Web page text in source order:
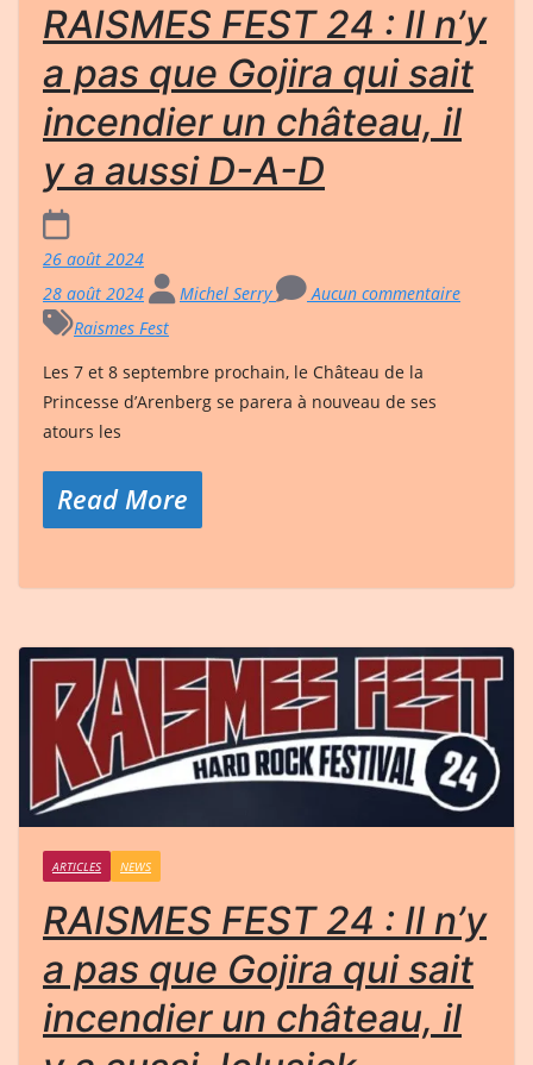
RAISMES FEST 24 : Il n’y
a pas que Gojira qui sait
incendier un château, il
y a aussi D-A-D
26 août 2024
28 août 2024
Michel Serry
Aucun commentaire
Raismes Fest
Les 7 et 8 septembre prochain, le Château de la
Princesse d’Arenberg se parera à nouveau de ses
atours les
Read More
ARTICLES NEWS
RAISMES FEST 24 : Il n’y
a pas que Gojira qui sait
incendier un château, il